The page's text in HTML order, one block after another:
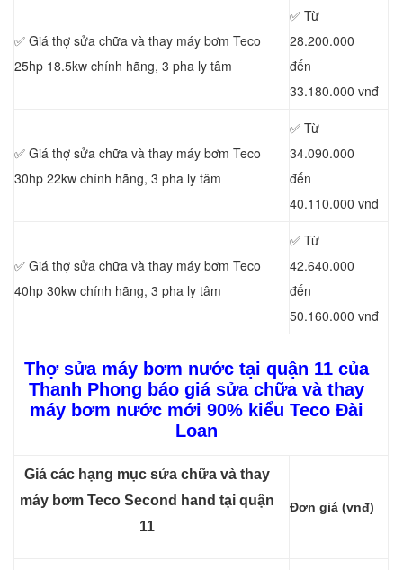
✅ Giá thợ sửa chữa và thay máy bơm Teco
25hp 18.5kw chính hãng, 3 pha ly tâm
✅ Từ
28.200.000
đến
33.180.000 vnđ
✅ Giá thợ sửa chữa và thay máy bơm Teco
30hp 22kw chính hãng, 3 pha ly tâm
✅ Từ
34.090.000
đến
40.110.000 vnđ
✅ Giá thợ sửa chữa và thay máy bơm Teco
40hp 30kw chính hãng, 3 pha ly tâm
✅ Từ
42.640.000
đến
50.160.000 vnđ
Thợ sửa máy bơm nước tại quận 11 của
Thanh Phong báo giá sửa chữa và thay
máy bơm nước mới 90% kiểu Teco Đài
Loan
Giá các hạng mục sửa chữa và thay
máy bơm Teco Second hand tại quận
11
Đơn giá (vnđ)